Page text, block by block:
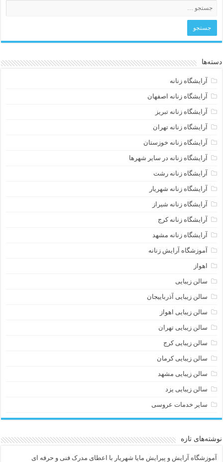
دسته‌ها
آرایشگاه زنانه
آرایشگاه زنانه اصفهان
آرایشگاه زنانه تبریز
آرایشگاه زنانه تهران
آرایشگاه زنانه خوزستان
آرایشگاه زنانه در سایر شهرها
آرایشگاه زنانه رشت
آرایشگاه زنانه شهریار
آرایشگاه زنانه شیراز
آرایشگاه زنانه کرج
آرایشگاه زنانه مشهد
آموزشگاه آرایش زنانه
اهواز
سالن زیبایی
سالن زیبایی آذرباییجان
سالن زیبایی اهواز
سالن زیبایی تهران
سالن زیبایی کرج
سالن زیبایی کرمان
سالن زیبایی مشهد
سالن زیبایی یزد
سایر خدمات عروسی
نوشته‌های تازه
آموزشگاه آرایش و پیرایش مایا شهریار با اعطای مدرک فنی و حرفه ای